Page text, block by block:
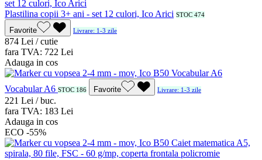
Plastilina copii 3+ ani - set 12 culori, Ico Arici STOC 474
Favorite Livrare: 1-3 zile
874 Lei / cutie
fara TVA: 722 Lei
Adauga in cos
Vocabular A6 STOC 186 Favorite Livrare: 1-3 zile
221 Lei / buc.
fara TVA: 183 Lei
Adauga in cos
ECO -55%